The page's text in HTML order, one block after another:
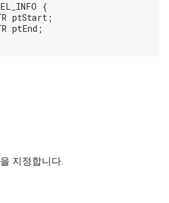
{
지정합니다.